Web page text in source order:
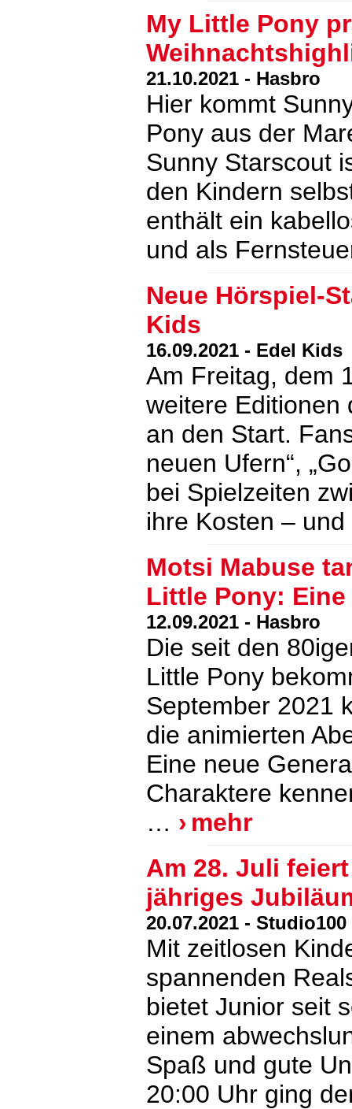
My Little Pony
21.10.2021 - Hasbro
Hier kommt
Pony aus der
Sunny Starscout
den Kindern
enthält ein
und als
Neue Hörspiel-
Kids
16.09.2021 - Edel Kids
Am Freitag, dem
weitere Editionen
an den Start.
neuen Ufern“,
bei Spielzeiten
ihre Kosten –
Motsi Mabuse
Little Pony:
12.09.2021 - Hasbro
Die seit den
Little Pony
September 2021
die animierten
Eine neue
Charaktere
…
mehr
Am 28. Juli
jähriges
20.07.2021 -
Mit zeitlosen
spannenden
bietet Junior seit
einem
Spaß und gute
20:00 Uhr ging